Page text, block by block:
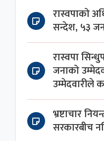
रास्वपाको
सन्देश, ५३
रास्वपा
जनाको
उम्मेदवारीले
भ्रष्टाचार
सरकारबीच